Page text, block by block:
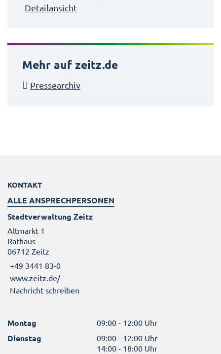
Detailansicht
Mehr auf zeitz.de
Pressearchiv
KONTAKT
ALLE ANSPRECHPERSONEN
Stadtverwaltung Zeitz
Altmarkt 1
Rathaus
06712 Zeitz
+49 3441 83-0
www.zeitz.de/
Nachricht schreiben
Montag 09:00 - 12:00 Uhr
Dienstag
09:00 - 12:00 Uhr
14:00 - 18:00 Uhr